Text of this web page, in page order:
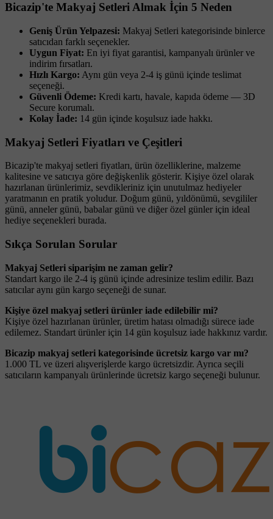
Bicazip'te Makyaj Setleri Almak İçin 5 Neden
Geniş Ürün Yelpazesi: Makyaj Setleri kategorisinde binlerce
satıcıdan farklı seçenekler.
Uygun Fiyat: En iyi fiyat garantisi, kampanyalı ürünler ve
indirim fırsatları.
Hızlı Kargo: Aynı gün veya 2-4 iş günü içinde teslimat
seçeneği.
Güvenli Ödeme: Kredi kartı, havale, kapıda ödeme — 3D
Secure korumalı.
Kolay İade: 14 gün içinde koşulsuz iade hakkı.
Makyaj Setleri Fiyatları ve Çeşitleri
Bicazip'te makyaj setleri fiyatları, ürün özelliklerine, malzeme
kalitesine ve satıcıya göre değişkenlik gösterir. Kişiye özel olarak
hazırlanan ürünlerimiz, sevdikleriniz için unutulmaz hediyeler
yaratmanın en pratik yoludur. Doğum günü, yıldönümü, sevgililer
günü, anneler günü, babalar günü ve diğer özel günler için ideal
hediye seçenekleri burada.
Sıkça Sorulan Sorular
Makyaj Setleri siparişim ne zaman gelir?
Standart kargo ile 2-4 iş günü içinde adresinize teslim edilir. Bazı
satıcılar aynı gün kargo seçeneği de sunar.
Kişiye özel makyaj setleri ürünler iade edilebilir mi?
Kişiye özel hazırlanan ürünler, üretim hatası olmadığı sürece iade
edilemez. Standart ürünler için 14 gün koşulsuz iade hakkınız vardır.
Bicazip makyaj setleri kategorisinde ücretsiz kargo var mı?
1.000 TL ve üzeri alışverişlerde kargo ücretsizdir. Ayrıca seçili
satıcıların kampanyalı ürünlerinde ücretsiz kargo seçeneği bulunur.